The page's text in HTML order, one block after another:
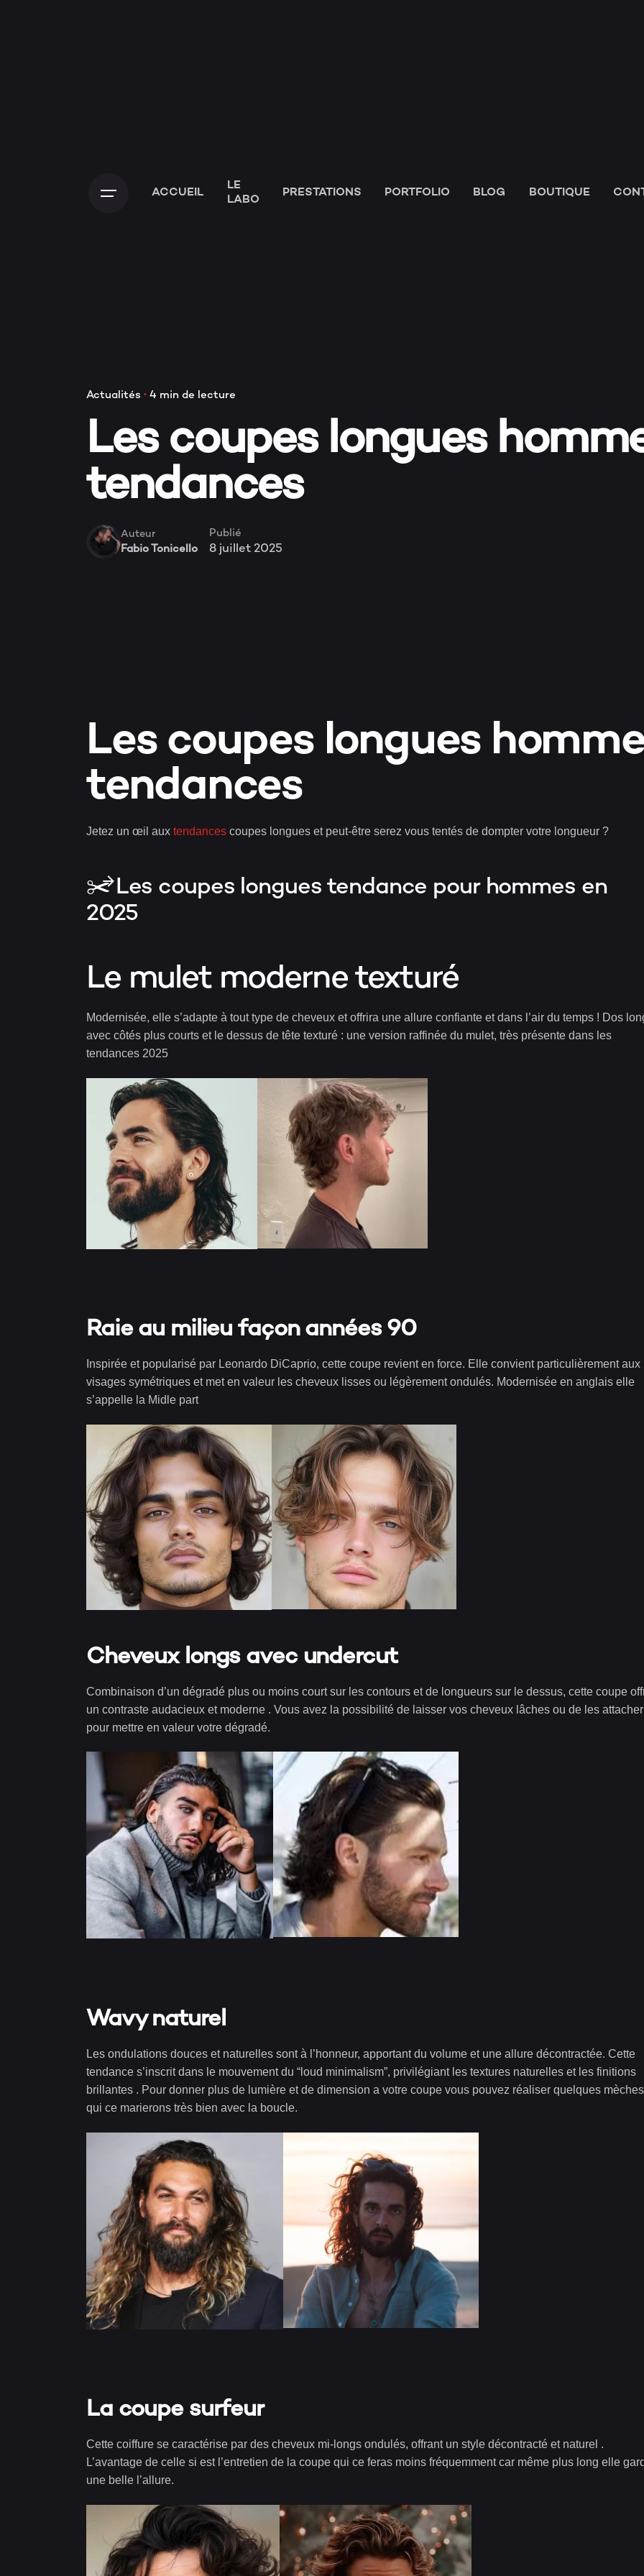
ACCUEIL
LE
LABO
PRESTATIONS PORTFOLIO BLOG BOUTIQUE
MON
Actualités 4 min de lecture
Les coupes longues
tendances
Auteur
Fabio Tonicello
Publié
8 juillet 2025
Les coupes longues
tendances
Jetez un œil aux tendances coupes longues et peut-être serez vous tentés de dompter votre longueur ?
✂️ Les coupes longues tendance pour hommes en
2025
Le mulet moderne texturé
Modernisée, elle s’adapte à tout type de cheveux et offrira une allure confiante et dans l’air du temps ! Dos
avec côtés plus courts et le dessus de tête texturé : une version raffinée du mulet, très présente dans les
tendances 2025
Raie au milieu façon années 90
Inspirée et popularisé par Leonardo DiCaprio, cette coupe revient en force. Elle convient particulièrement aux
visages symétriques et met en valeur les cheveux lisses ou légèrement ondulés. Modernisée en anglais elle
s’appelle la Midle part
Cheveux longs avec undercut
Combinaison d’un dégradé plus ou moins court sur les contours et de longueurs sur le dessus, cette coupe
un contraste audacieux et moderne . Vous avez la possibilité de laisser vos cheveux lâches ou de les attacher
pour mettre en valeur votre dégradé.
Wavy naturel
Les ondulations douces et naturelles sont à l’honneur, apportant du volume et une allure décontractée. Cette
tendance s’inscrit dans le mouvement du “loud minimalism”, privilégiant les textures naturelles et les finitions
brillantes . Pour donner plus de lumière et de dimension a votre coupe vous pouvez réaliser quelques mèches
qui ce marierons très bien avec la boucle.
La coupe surfeur
Cette coiffure se caractérise par des cheveux mi-longs ondulés, offrant un style décontracté et naturel .
L’avantage de celle si est l’entretien de la coupe qui ce feras moins fréquemment car même plus long elle
une belle l’allure.